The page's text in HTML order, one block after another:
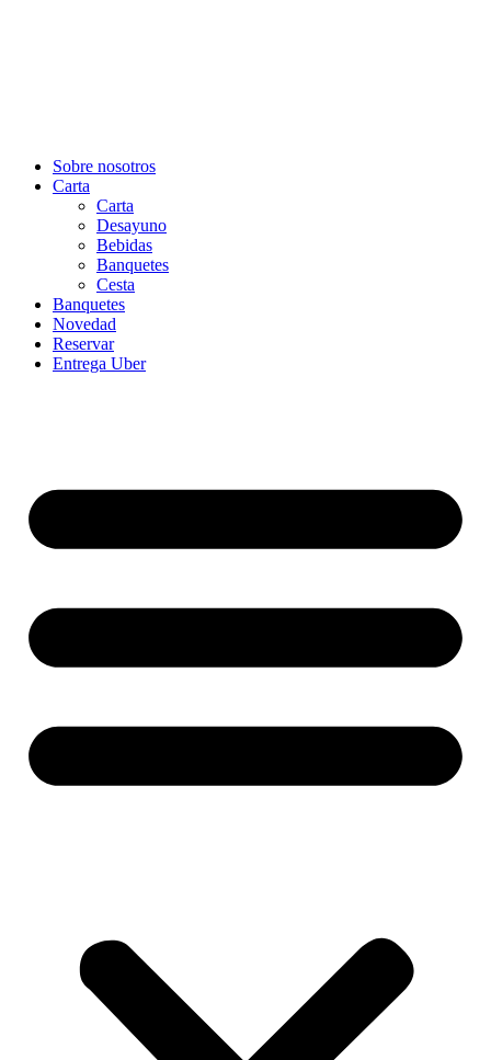
Sobre nosotros
Carta
Carta
Desayuno
Bebidas
Banquetes
Cesta
Banquetes
Novedad
Reservar
Entrega Uber